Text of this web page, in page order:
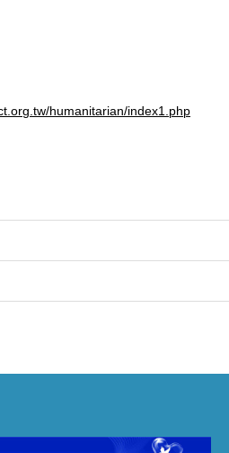
humanitarian/index1.php